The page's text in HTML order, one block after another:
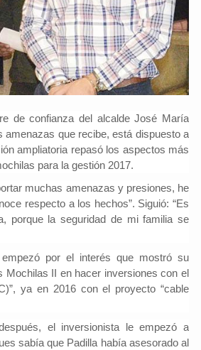
de confianza del alcalde José María
amenazas que recibe, está dispuesto a
ampliatoria repasó los aspectos más
para la gestión 2017.
muchas amenazas y presiones, he
respecto a los hechos”. Siguió: “Es
porque la seguridad de mi familia se
por el interés que mostró su
Mochilas II en hacer inversiones con el
ya en 2016 con el proyecto “cable
el inversionista le empezó a
sabía que Padilla había asesorado al